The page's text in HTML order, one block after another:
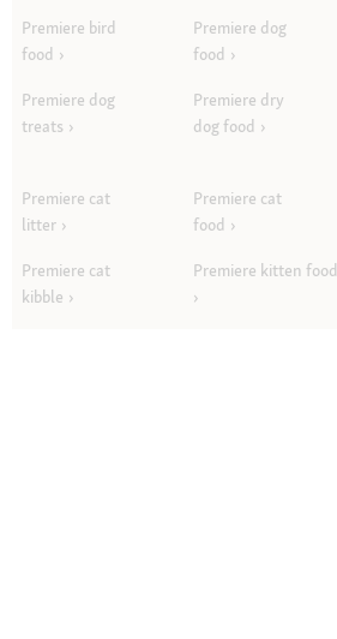
Premiere bird
food
Premiere dog
food
Premiere dog
treats
Premiere dry
dog food
Premiere cat
litter
Premiere cat
food
Premiere cat
kibble
Premiere kitten food